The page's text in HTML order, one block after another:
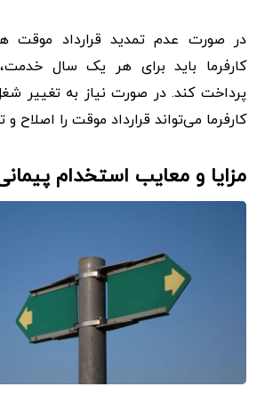
در صورت عدم تمدید قرارداد موقت
کارفرما باید برای هر یک سال
پرداخت کند. در صورت نیاز به تغییر
کارفرما می‌تواند قرارداد موقت را اصلاح و
مزایا و معایب استخدام